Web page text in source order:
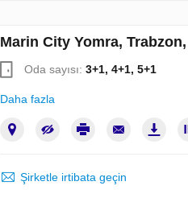
Marin City Yomra,
Oda sayısı: 3+1, 4+1, 5+1
Daha fazla
Şirketle irtibata geçin